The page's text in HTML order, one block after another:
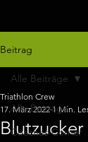
Beitrag
Alle Beiträge
Coaches Corner
Alle Beiträge
Triathlon Crew
17. März 2022 1 Min.